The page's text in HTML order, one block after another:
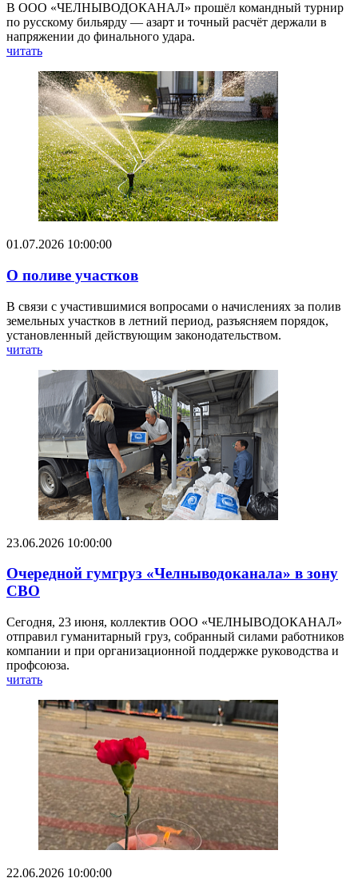
В ООО «ЧЕЛНЫВОДОКАНАЛ» прошёл командный турнир
по русскому бильярду — азарт и точный расчёт держали в
напряжении до финального удара.
читать
01.07.2026 10:00:00
О поливе участков
В связи с участившимися вопросами о начислениях за полив
земельных участков в летний период, разъясняем порядок,
установленный действующим законодательством.
читать
23.06.2026 10:00:00
Очередной гумгруз «Челныводоканала» в зону
СВО
Сегодня, 23 июня, коллектив ООО «ЧЕЛНЫВОДОКАНАЛ»
отправил гуманитарный груз, собранный силами работников
компании и при организационной поддержке руководства и
профсоюза.
читать
22.06.2026 10:00:00